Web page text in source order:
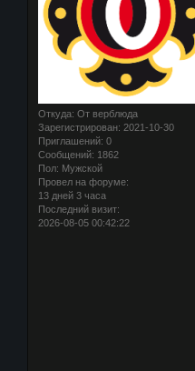
Откуда: От верблюда
Зарегистрирован: 2021-10-30
Приглашений: 0
Сообщений: 1862
Пол: Мужской
Провел на форуме:
13 дней 3 часа
Последний визит:
2026-08-05 00:42:22